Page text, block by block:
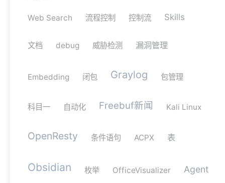
Web Search 流程控制 控制流 Skills
文档 debug 威胁检测 漏洞管理
Embedding 闭包 Graylog 包管理
科目一 自动化 Freebuf新闻 Kali Linux
OpenResty 条件语句 ACPX 表
Obsidian 枚举 OfficeVisualizer Agent